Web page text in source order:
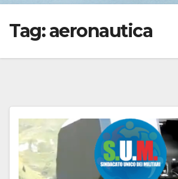
Tag:aeronautica